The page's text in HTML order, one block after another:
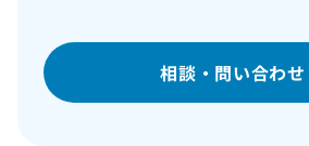
相談・問い合わせ